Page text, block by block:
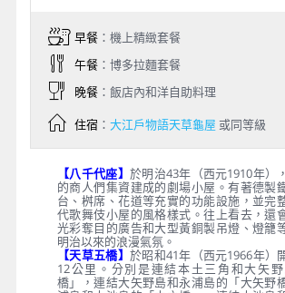
早餐：機上精緻套餐
午餐：博多拉麵套餐
晚餐：飯店內和洋自助料理
住宿： 大江戶物語天草龜屋 或同等級
【八千代座】 於明治43年（西元1910年）
的商人們集資建成的劇場小屋。有著德製
台、桝席、花道等充實的功能設施，並完
代歌舞伎小屋的風格樣式。往上看去，還
光彩奪目的廣告和大型黃銅製吊燈、燈籠
明治以來的浪漫氣氛。
【天草五橋】 於昭和41年（西元1966年）
12公里。分別是連結本土三角和大矢
橋」，連結大矢野島和永浦島的「大矢野